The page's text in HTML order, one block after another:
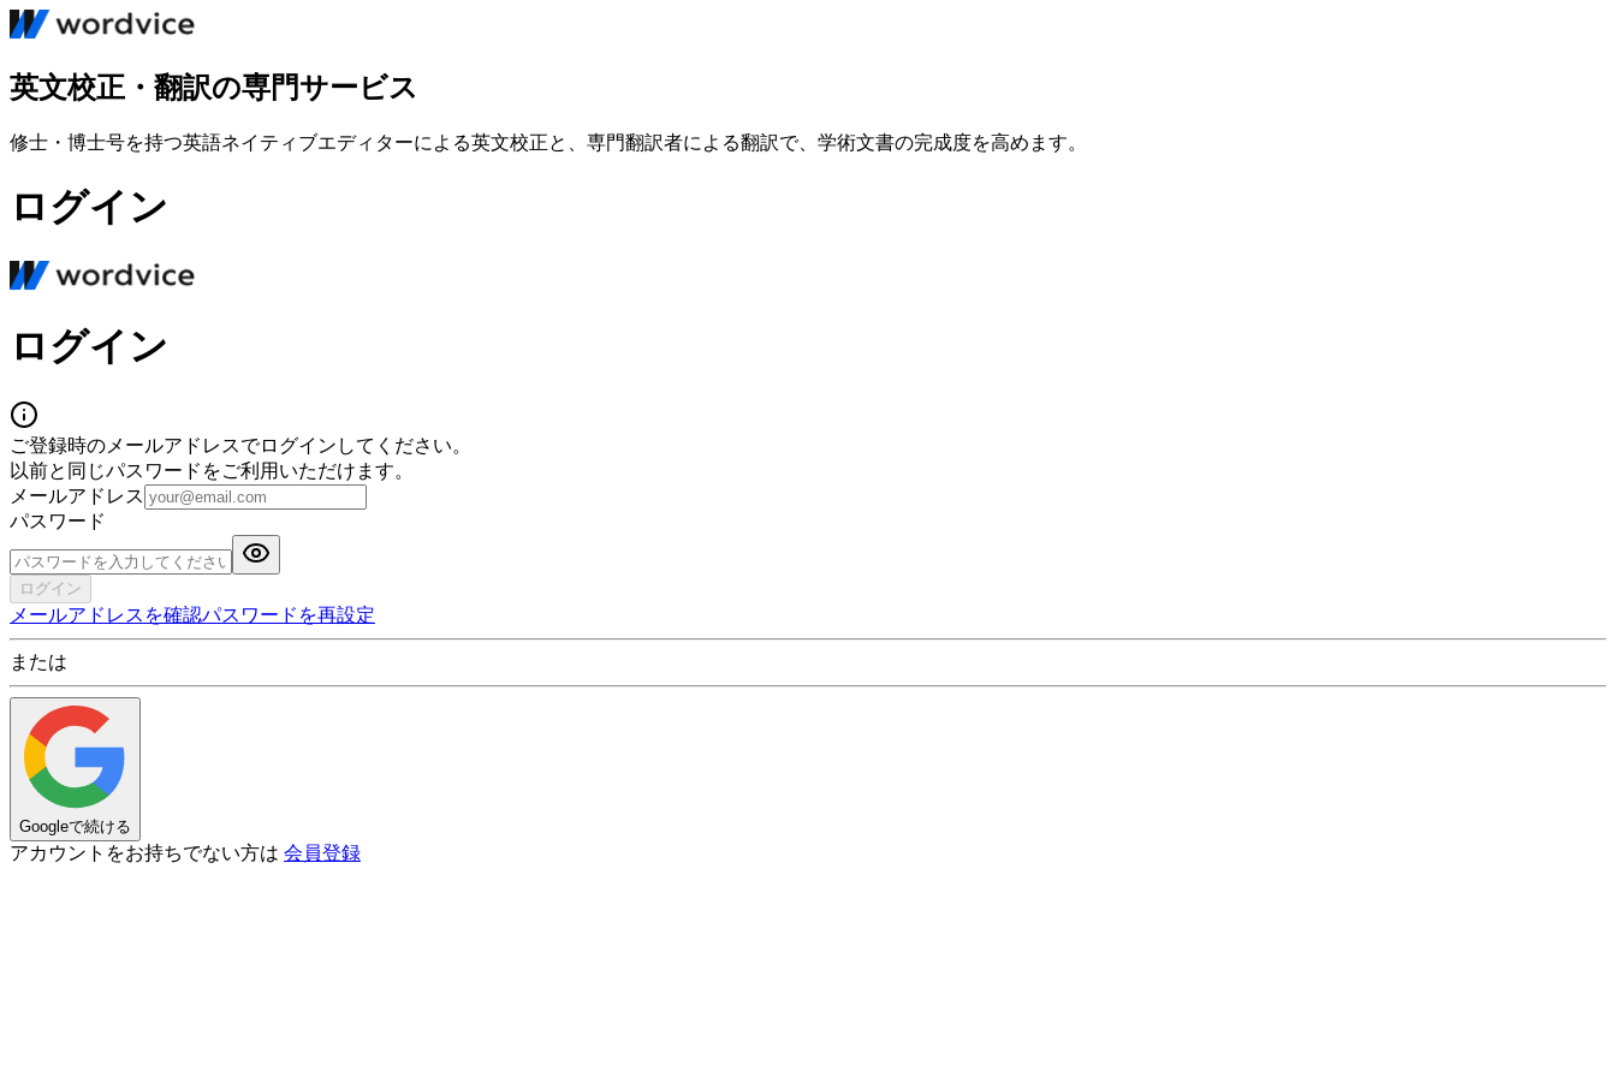
英文校正・翻訳の専門サービス
修士・博士号を持つ英語ネイティブエディターによる英文校正と、専門翻訳者による翻訳で、学術文書の完成度を高めます。
ログイン
ログイン
ご登録時のメールアドレスでログインしてください。
以前と同じパスワードをご利用いただけます。
メールアドレス
パスワード
ログイン
メールアドレスを確認パスワードを再設定
または
Googleで続ける
アカウントをお持ちでない方は 会員登録